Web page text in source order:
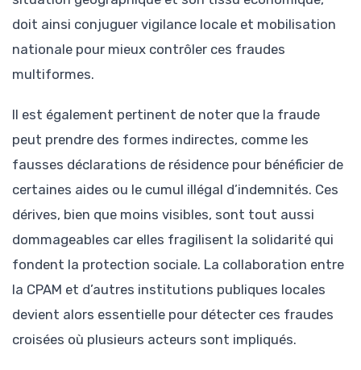
doit ainsi conjuguer vigilance locale et mobilisation
nationale pour mieux contrôler ces fraudes
multiformes.
Il est également pertinent de noter que la fraude
peut prendre des formes indirectes, comme les
fausses déclarations de résidence pour bénéficier de
certaines aides ou le cumul illégal d’indemnités. Ces
dérives, bien que moins visibles, sont tout aussi
dommageables car elles fragilisent la solidarité qui
fondent la protection sociale. La collaboration entre
la CPAM et d’autres institutions publiques locales
devient alors essentielle pour détecter ces fraudes
croisées où plusieurs acteurs sont impliqués.